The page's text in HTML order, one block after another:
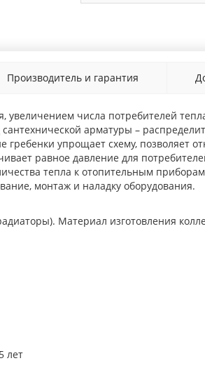
Производитель и гарантия
увеличением числа потребителей
арматуры –
гребенки упрощает схему, позволяет
равное давление для
тепла к отопительным
монтаж и наладку оборудования.
Материал изготовления
лет